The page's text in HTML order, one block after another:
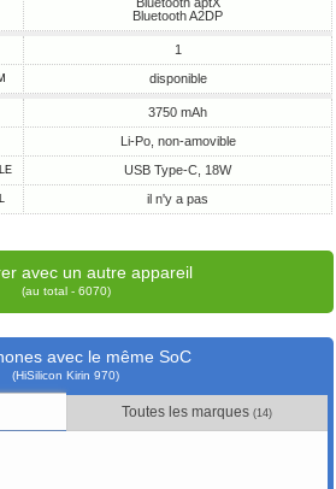
Bluetooth A2DP
1
disponible
3750 mAh
Li-Po, non-amovible
USB Type-C, 18W
il n'y a pas
avec un autre appareil
(au total - 6070)
avec le même SoC
(HiSilicon Kirin 970)
Toutes les marques(14)